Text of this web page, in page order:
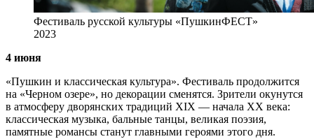
Фестиваль русской культуры «ПушкинФЕСТ»
2023
4 июня
«Пушкин и классическая культура». Фестиваль продолжится
на «Черном озере», но декорации сменятся. Зрители окунутся
в атмосферу дворянских традиций XIX — начала XX века:
классическая музыка, бальные танцы, великая поэзия,
памятные романсы станут главными героями этого дня.